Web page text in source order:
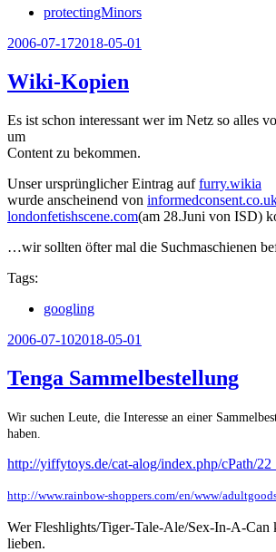
protectingMinors
Veröffentlicht
2006-07-172018-05-01
Wiki-Kopien
Es ist schon interessant wer im Netz so alles
um
Content zu bekommen.
Unser ursprünglicher Eintrag auffurry.wikia
wurde anscheinend von
londonfetishscene.com(am 28.Juni von ISD)
…wir sollten öfter mal die Suchmaschienen
Tags:
googling
Veröffentlicht
2006-07-102018-05-01
Tenga Sammelbestellung
Wir suchen Leute, die Interesse an einer
haben.
http://yiffytoys.de/cat-alog/index.php/cPath/
http://www.rainbow-shoppers.com/en/www/
Wer Fleshlights/Tiger-Tale-Ale/Sex-In-A-Can
lieben.